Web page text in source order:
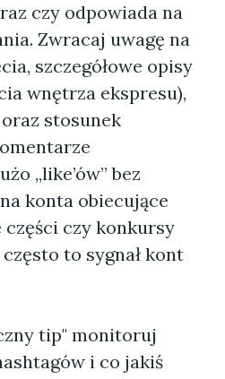
czy odpowiada na
Zwracaj uwagę na
szczegółowe opisy
wnętrza ekspresu),
stosunek
„like’ów” bez
konta obiecujące
części czy konkursy
to sygnał kont
tip" monitoruj
i co jakiś